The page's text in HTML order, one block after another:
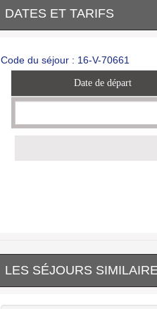
DATES ET TARIFS
Code du séjour : 16-V-70661
Date de départ
LES SÉJOURS